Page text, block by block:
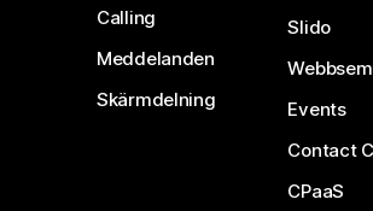
Calling
Meddelanden
Skärmdelning
Slido
Events
Contact
CPaaS